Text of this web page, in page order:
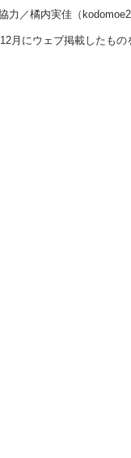
力／橘内実佳（
月にウェブ掲載したもの